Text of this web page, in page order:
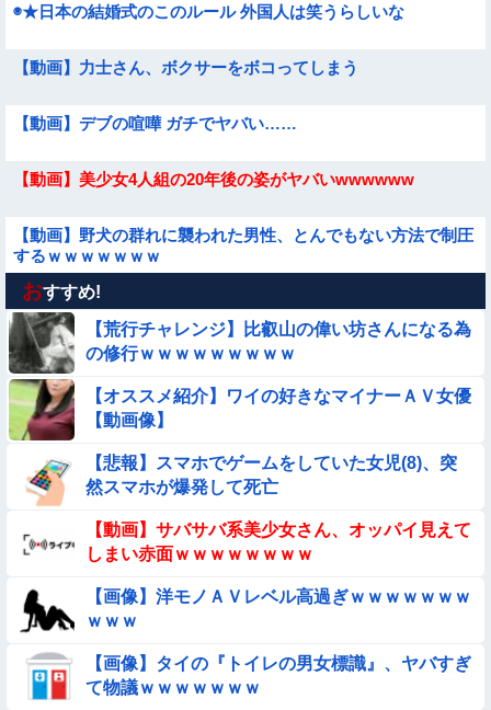
◉★日本の結婚式のこのルール 外国人は笑うらしいな
【動画】力士さん、ボクサーをボコってしまう
【動画】デブの喧嘩 ガチでヤバい……
【動画】美少女4人組の20年後の姿がヤバいwwwwww
【動画】野犬の群れに襲われた男性、とんでもない方法で制圧
するｗｗｗｗｗｗｗ
【動画】こういう貧乳の陰女と付き合えますかｗｗｗｗｗｗｗ
【画像】新人AV女優さん、ジブリキャラのコスプレでチンポ
を硬めてくるｗｗｗｗｗｗｗ
★★昨晩、久しぶりに嫁とセックスしたんだが・・・
【動画】ピザ屋のバイト女、クッソせこい『ツマミ食い』をし
て炎上
【悲報】イッヌさん、飼い主の『レズプレイ』を見てドン引
【動画像】飛行機に『水銀』を持ち込めない理由がこれ【→】
おすすめ!
【荒行チャレンジ】比叡山の偉い坊さんになる為
の修行ｗｗｗｗｗｗｗｗｗ
【オススメ紹介】ワイの好きなマイナーＡＶ女優
【動画像】
【悲報】スマホでゲームをしていた女児(8)、突
然スマホが爆発して死亡
【動画】サバサバ系美少女さん、オッパイ見えて
しまい赤面ｗｗｗｗｗｗｗｗ
【画像】洋モノＡＶレベル高過ぎｗｗｗｗｗｗｗ
ｗｗｗ
【画像】タイの『トイレの男女標識』、ヤバすぎ
て物議ｗｗｗｗｗｗｗ